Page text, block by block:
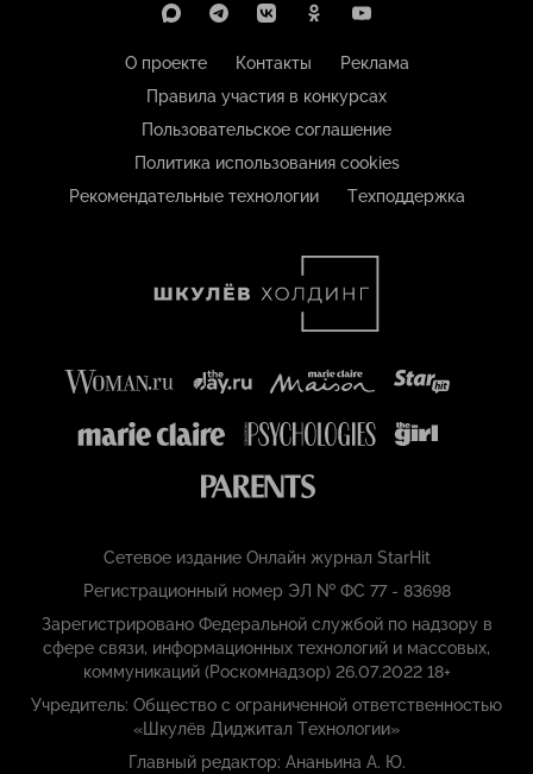
О проекте Контакты
Реклама
Правила участия в конкурсах
Пользовательское соглашение
Политика использования cookies
Рекомендательные технологии
Техподдержка
Сетевое издание Онлайн журнал StarHit
Регистрационный номер ЭЛ № ФС 77 - 83698
Зарегистрировано Федеральной службой по надзору в
сфере связи, информационных технологий и массовых,
коммуникаций (Роскомнадзор) 26.07.2022 18+
Учредитель: Общество с ограниченной ответственностью
«Шкулёв Диджитал Технологии»
Главный редактор: Ананьина А. Ю.